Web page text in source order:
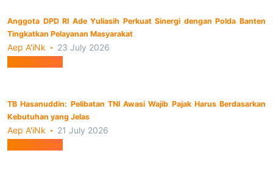
Anggota DPD RI Ade Yuliasih Perkuat Sinergi dengan Polda Banten
Tingkatkan Pelayanan Masyarakat
Aep A'iNk 23 July 2026
Berita Utama
TB Hasanuddin: Pelibatan TNI Awasi Wajib Pajak Harus Berdasarkan
Kebutuhan yang Jelas
Aep A'iNk 21 July 2026
Berita Utama